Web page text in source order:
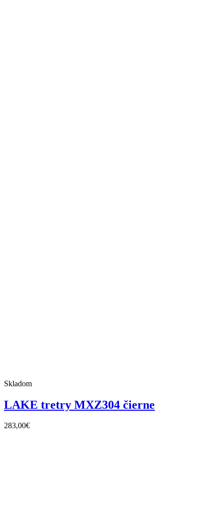
Skladom
LAKE tretry MXZ304 čierne
283,00€